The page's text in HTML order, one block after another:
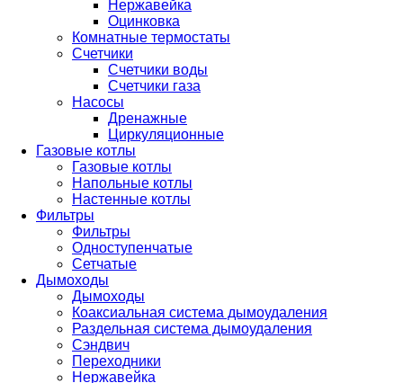
Нержавейка
Оцинковка
Комнатные термостаты
Счетчики
Счетчики воды
Счетчики газа
Насосы
Дренажные
Циркуляционные
Газовые котлы
Газовые котлы
Напольные котлы
Настенные котлы
Фильтры
Фильтры
Одноступенчатые
Сетчатые
Дымоходы
Дымоходы
Коаксиальная система дымоудаления
Раздельная система дымоудаления
Сэндвич
Переходники
Нержавейка